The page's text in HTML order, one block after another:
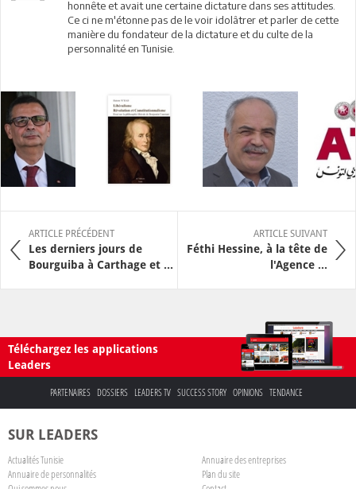
honnête et avait une certaine dictature dans ses attitudes.
Ce ci ne m'étonne pas de le voir idolâtrer et parler de cette
manière du fondateur de la dictature et du culte de la
personnalité en Tunisie.
ARTICLE PRÉCÉDENT
Les derniers jours de
Bourguiba à Carthage et ...
ARTICLE SUIVANT
Féthi Hessine, à la tête de
l'Agence ...
Téléchargez les applications
Leaders
PARTENAIRES DOSSIERS LEADERS TV SUCCESS STORY OPINIONS TENDANCE
SUR LEADERS
Actualités Tunisie
Annuaire des entreprises
Annuaire de personnalités
Plan du site